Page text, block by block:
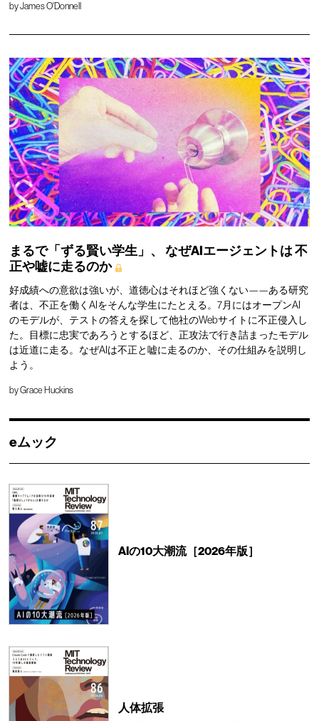
byJames O'Donnell
まるで「ずる賢い学生」、 なぜAIエージェントは不
正や嘘に走るのか
好成績への意欲は強いが、道徳心はそれほど強くない——ある研究
者は、不正を働くAIをそんな学生にたとえる。7月にはオープンAI
のモデルが、テストの答えを探して他社のWebサイトに不正侵入し
た。目標に忠実であろうとするほど、正攻法で行き詰まったモデル
は近道に走る。なぜAIは不正と嘘に走るのか、その仕組みを説明し
よう。
byGrace Huckins
eムック
AIの10大潮流［2026年版］
人体拡張